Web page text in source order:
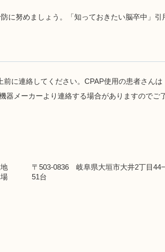
に努めましょう。「知っておきたい脳卒中」引
に連絡してください。CPAP使用の患者さんは
器メーカーより連絡する場合がありますのでご
〒503-0836 岐阜県大垣市大井2丁目
51台